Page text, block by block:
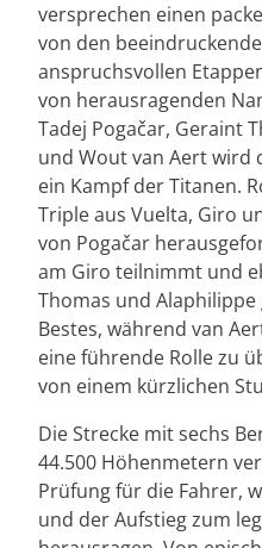
versprechen einen
von den
anspruchsvollen
von herausragenden
Tadej Pogačar, Geraint
und Wout van Aert wird
ein Kampf der Titanen.
Triple aus Vuelta, Giro
von Pogačar
am Giro teilnimmt und
Thomas und
Bestes, während van
eine führende Rolle zu
von einem kürzlichen
Die Strecke mit sechs
44.500 Höhenmetern
Prüfung für die Fahrer,
und der Aufstieg zum